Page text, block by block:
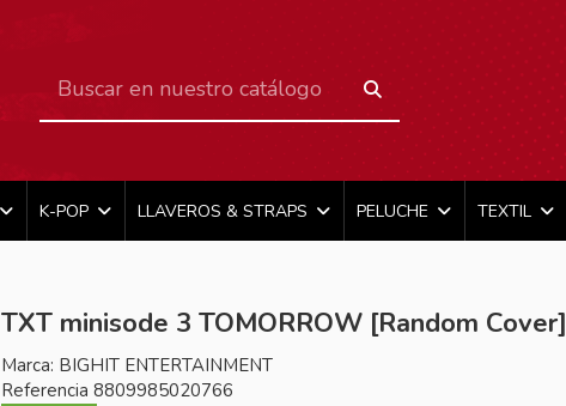
K-POP LLAVEROS & STRAPS PELUCHE TEXTIL
TXT minisode 3 TOMORROW [Random Cover]
Marca: BIGHIT ENTERTAINMENT
Referencia 8809985020766